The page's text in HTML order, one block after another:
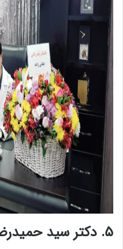
۵. دکتر سید حمیدرضا هاشمی فرد